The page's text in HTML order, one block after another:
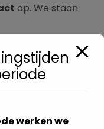
op. We staan
werken we